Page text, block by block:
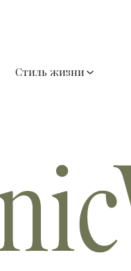
Стиль жизни